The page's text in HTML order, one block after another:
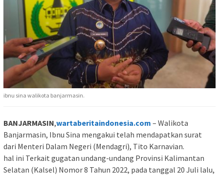
ibnu sina walikota banjarmasin.
BANJARMASIN,wartaberitaindonesia.com – Walikota
Banjarmasin, Ibnu Sina mengakui telah mendapatkan surat
dari Menteri Dalam Negeri (Mendagri), Tito Karnavian.
hal ini Terkait gugatan undang-undang Provinsi Kalimantan
Selatan (Kalsel) Nomor 8 Tahun 2022, pada tanggal 20 Juli lalu,